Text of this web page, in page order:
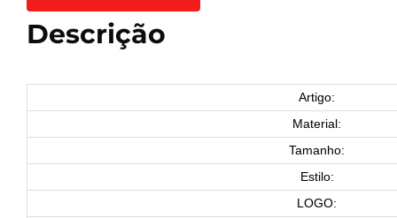
Descrição
Artigo:
Material:
Tamanho:
Estilo:
LOGO: